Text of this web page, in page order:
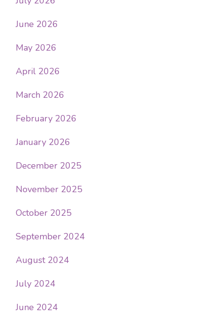
June 2026
May 2026
April 2026
March 2026
February 2026
January 2026
December 2025
November 2025
October 2025
September 2024
August 2024
July 2024
June 2024